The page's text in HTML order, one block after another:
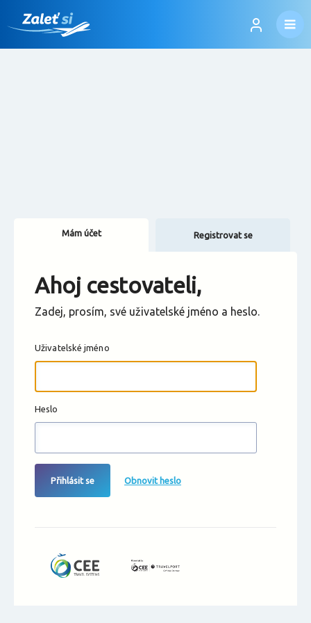
Změnit měnu
Mám účet Registrovat se
Ahoj cestovateli,
Zadej, prosím, své uživatelské jméno a heslo.
Uživatelské jméno
Heslo
Přihlásit se Obnovit heslo